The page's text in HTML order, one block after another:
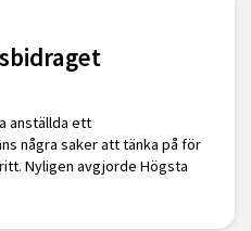
anställda ett
några saker att tänka på för
Nyligen avgjorde Högsta